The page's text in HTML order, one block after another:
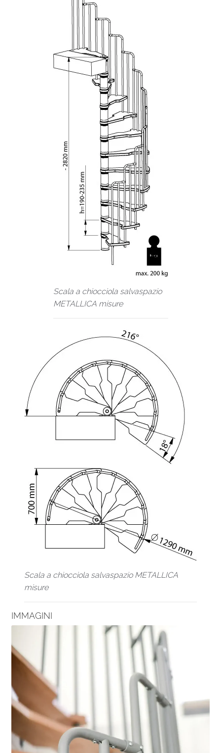
Scala a chiocciola salvaspazio
METALLICA misure
Scala a chiocciola salvaspazio METALLICA
misure
IMMAGINI